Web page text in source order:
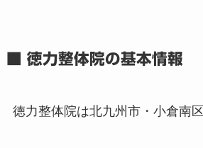
■ 徳力整体院の基本情報
徳力整体院は北九州市・小倉南区